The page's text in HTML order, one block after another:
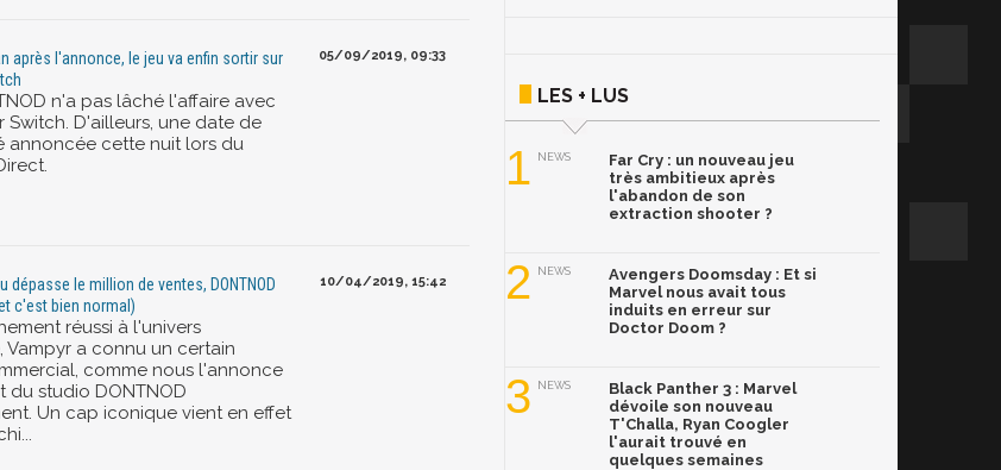
après l'annonce, le jeu va enfin sortir sur
n'a pas lâché l'affaire avec
Switch. D'ailleurs, une date de
annoncée cette nuit lors du
05/09/2019, 09:33
dépasse le million de ventes, DONTNOD
c'est bien normal)
réussi à l'univers
Vampyr a connu un certain
comme nous l'annonce
du studio DONTNOD
Un cap iconique vient en effet
10/04/2019, 15:42
LES + LUS
1 NEWS
Far Cry : un nouveau jeu
très ambitieux après
l'abandon de son
extraction shooter ?
2 NEWS
Avengers Doomsday : Et si
Marvel nous avait tous
induits en erreur sur
Doctor Doom ?
3 NEWS
Black Panther 3 : Marvel
dévoile son nouveau
T'Challa, Ryan Coogler
l'aurait trouvé en
quelques semaines